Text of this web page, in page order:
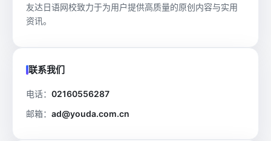
友达日语网校致力于为用户提供高质量的原创内容与实用
资讯。
联系我们
电话： 02160556287
邮箱： ad@youda.com.cn